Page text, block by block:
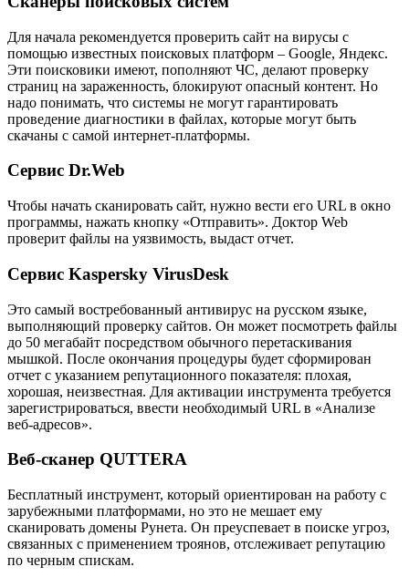
Для начала рекомендуется проверить сайт на вирусы с
помощью известных поисковых платформ – Google, Яндекс.
Эти поисковики имеют, пополняют ЧС, делают проверку
страниц на зараженность, блокируют опасный контент. Но
надо понимать, что системы не могут гарантировать
проведение диагностики в файлах, которые могут быть
скачаны с самой интернет-платформы.
Сервис Dr.Web
Чтобы начать сканировать сайт, нужно вести его URL в окно
программы, нажать кнопку «Отправить». Доктор Web
проверит файлы на уязвимость, выдаст отчет.
Сервис Kaspersky VirusDesk
Это самый востребованный антивирус на русском языке,
выполняющий проверку сайтов. Он может посмотреть файлы
до 50 мегабайт посредством обычного перетаскивания
мышкой. После окончания процедуры будет сформирован
отчет с указанием репутационного показателя: плохая,
хорошая, неизвестная. Для активации инструмента требуется
зарегистрироваться, ввести необходимый URL в «Анализе
веб-адресов».
Веб-сканер QUTTERA
Бесплатный инструмент, который ориентирован на работу с
зарубежными платформами, но это не мешает ему
сканировать домены Рунета. Он преуспевает в поиске угроз,
связанных с применением троянов, отслеживает репутацию
по черным спискам.